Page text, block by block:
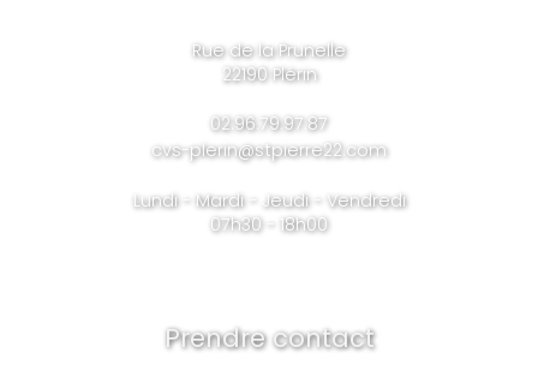
Rue de la Prunelle
22190 Plérin
02.96.79.97.87
cvs-plerin@stpierre22.com
Lundi - Mardi - Jeudi - Vendredi
07h30 - 18h00
Prendre contact